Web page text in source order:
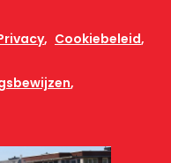
Cookiebeleid